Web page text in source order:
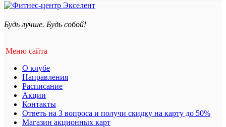
Будь лучше. Будь собой!
Меню сайта
О клубе
Направления
Расписание
Акции
Контакты
Ответь на 3 вопроса и получи скидку на карту до 50%
Магазин акционных карт